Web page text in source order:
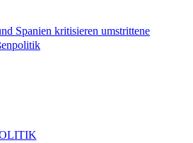
Spanien kritisieren umstrittene